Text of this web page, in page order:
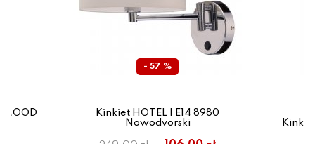
MOOD
- 57 %
Kinkiet HOTEL I E14 8980
Nowodvorski